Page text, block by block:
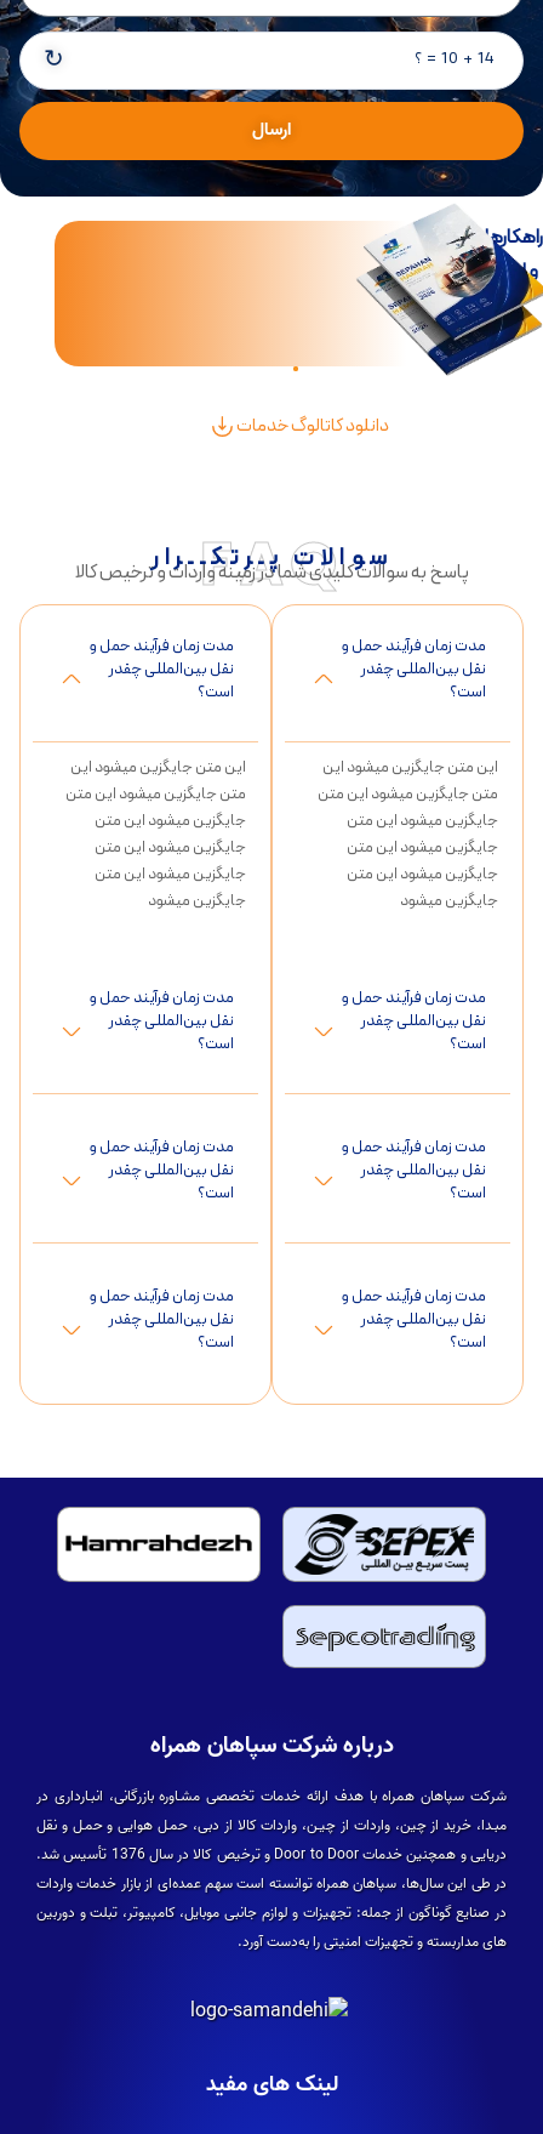
14 + 10 = ؟ ↻
ارسال
جامع تجارت
و لجستیک بین‌الملل
دانلود کاتالوگ خدمات
FAQ
سوالات پـرتکــرار
پاسخ به سوالات کلیدی شما در زمینه واردات و ترخیص کالا
مدت زمان فرآیند حمل و
نقل بین‌المللی چقدر
است؟
این متن جایگزین میشود این
متن جایگزین میشود این متن
جایگزین میشود این متن
جایگزین میشود این متن
جایگزین میشود این متن
جایگزین میشود
مدت زمان فرآیند حمل و
نقل بین‌المللی چقدر
است؟
مدت زمان فرآیند حمل و
نقل بین‌المللی چقدر
است؟
مدت زمان فرآیند حمل و
نقل بین‌المللی چقدر
است؟
مدت زمان فرآیند حمل و
نقل بین‌المللی چقدر
است؟
این متن جایگزین میشود این
متن جایگزین میشود این متن
جایگزین میشود این متن
جایگزین میشود این متن
جایگزین میشود این متن
جایگزین میشود
مدت زمان فرآیند حمل و
نقل بین‌المللی چقدر
است؟
مدت زمان فرآیند حمل و
نقل بین‌المللی چقدر
است؟
مدت زمان فرآیند حمل و
نقل بین‌المللی چقدر
است؟
درباره شرکت سپاهان همراه
شرکت سپاهان همراه با هدف ارائه خدمات تخصصی مشـاوره بازرگانی، انبـارداری در
مبـدا، خرید از چین، واردات از چیـن، واردات کالا از دبی، حمـل هوایی و حمـل و نقل
دریایی و همچنین خدمات Door to Door و ترخیص کالا در سال 1376 تأسیس شد.
در طی این سال­‌ها، سپاهان همراه توانسته است سهم عمده­‌ای از بازار خدمات واردات
در صنایع گوناگون از جمله: تجهیزات و لوازم جانبی موبایل، کامپیوتر، تبلت و دوربین­‌
های مداربسته و تجهیزات امنیتی را به‌دست آورد.
لینک های مفید